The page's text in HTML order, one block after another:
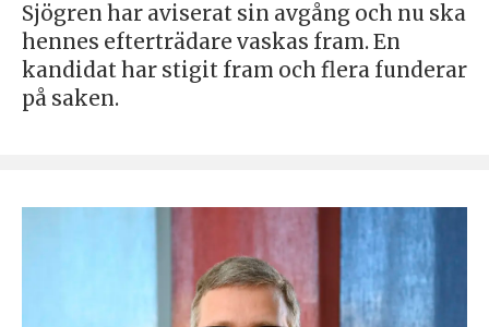
Sjögren har aviserat sin avgång och nu ska
hennes efterträdare vaskas fram. En
kandidat har stigit fram och flera funderar
på saken.